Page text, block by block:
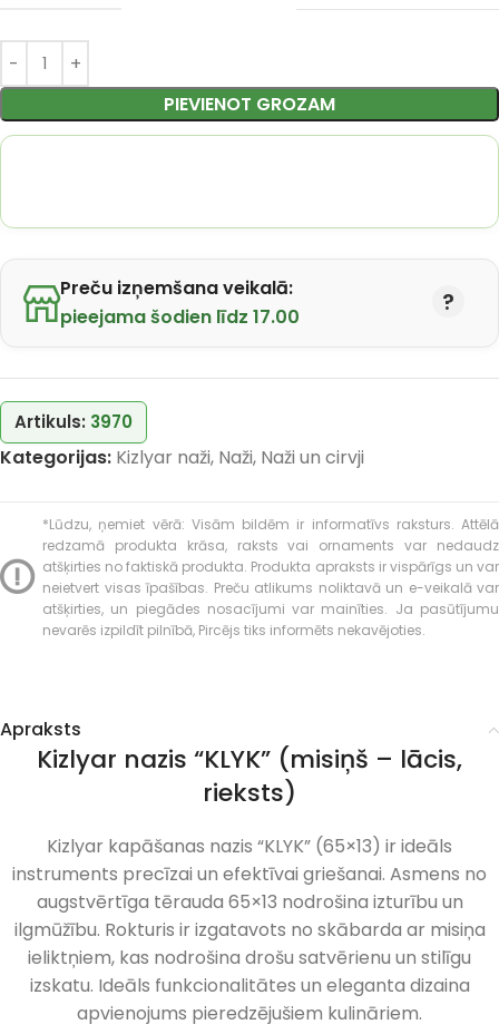
PIEVIENOT GROZAM
Preču izņemšana veikalā:
pieejama šodien līdz 17.00
Artikuls: 3970
Kategorijas: Kizlyar naži, Naži, Naži un cirvji
*Lūdzu, ņemiet vērā: Visām bildēm ir informatīvs raksturs. Attēlā
redzamā produkta krāsa, raksts vai ornaments var nedaudz
atšķirties no faktiskā produkta. Produkta apraksts ir vispārīgs un var
neietvert visas īpašības. Preču atlikums noliktavā un e-veikalā var
atšķirties, un piegādes nosacījumi var mainīties. Ja pasūtījumu
nevarēs izpildīt pilnībā, Pircējs tiks informēts nekavējoties.
Apraksts
Kizlyar nazis “KLYK” (misiņš – lācis,
rieksts)
Kizlyar kapāšanas nazis “KLYK” (65×13) ir ideāls
instruments precīzai un efektīvai griešanai. Asmens no
augstvērtīga tērauda 65×13 nodrošina izturību un
ilgmūžību. Rokturis ir izgatavots no skābarda ar misiņa
ieliktņiem, kas nodrošina drošu satvērienu un stilīgu
izskatu. Ideāls funkcionalitātes un eleganta dizaina
apvienojums pieredzējušiem kulināriem.